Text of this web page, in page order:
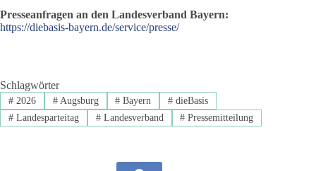
Presseanfragen an den Landesverband Bayern:
https://diebasis-bayern.de/service/presse/
Schlagwörter
#2026 #Augsburg # Bayern # dieBasis
#Landesparteitag #Landesverband # Pressemitteilung